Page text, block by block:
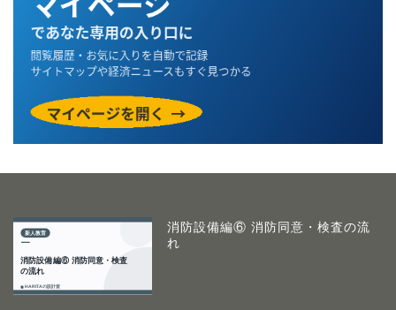
消防設備編⑥ 消防同意・検査の流
れ